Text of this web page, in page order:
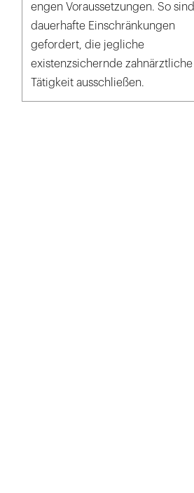
engen Voraussetzungen. So sind
dauerhafte Einschränkungen
gefordert, die jegliche
existenzsichernde zahnärztliche
Tätigkeit ausschließen.